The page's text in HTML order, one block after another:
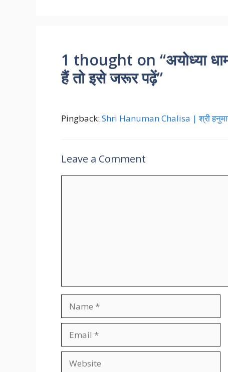
1 thought on “अयोध्या
हैं तो इसे जरूर पढ़ें”
Pingback: Shri Hanuman Chalisa | श्री
Leave a Comment